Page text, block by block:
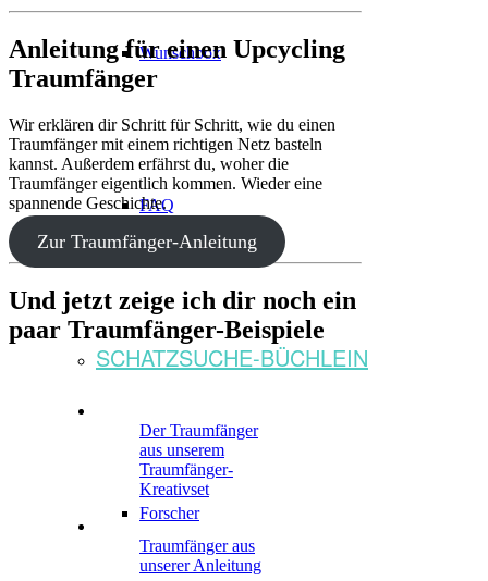
Wunschbox
FAQ
SCHATZSUCHE-BÜCHLEIN
Forscher
Anleitung für einen Upcycling
Traumfänger
Wir erklären dir Schritt für Schritt, wie du einen
Traumfänger mit einem richtigen Netz basteln
kannst. Außerdem erfährst du, woher die
Traumfänger eigentlich kommen. Wieder eine
spannende Geschichte.
Zur Traumfänger-Anleitung
Und jetzt zeige ich dir noch ein
paar Traumfänger-Beispiele
Der Traumfänger
aus unserem
Traumfänger-
Kreativset
Traumfänger aus
unserer Anleitung